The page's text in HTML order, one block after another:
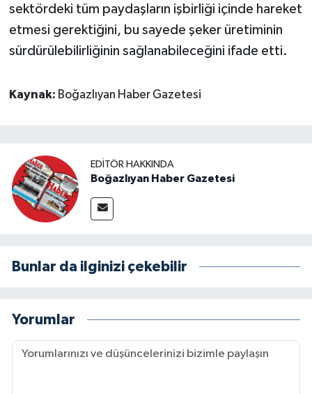
sektördeki tüm paydaşların işbirliği içinde hareket
etmesi gerektiğini, bu sayede şeker üretiminin
sürdürülebilirliğinin sağlanabileceğini ifade etti.
Kaynak: Boğazlıyan Haber Gazetesi
EDITÖR HAKKINDA
Boğazlıyan Haber Gazetesi
Bunlar da ilginizi çekebilir
Yorumlar